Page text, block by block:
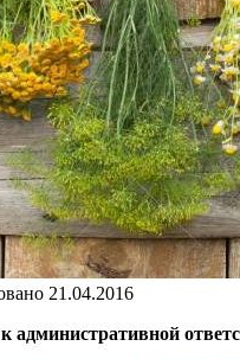
21.04.2016
административной